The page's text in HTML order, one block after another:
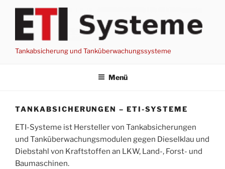
Zum
springen
Tankabsicherung und Tanküberwachungssysteme
Menü
TANKABSICHERUNGEN – ETI-SYSTEME
ETI-Systeme ist Hersteller von Tankabsicherungen
und Tanküberwachungsmodulen gegen Dieselklau und
Diebstahl von Kraftstoffen an LKW, Land-, Forst- und
Baumaschinen.